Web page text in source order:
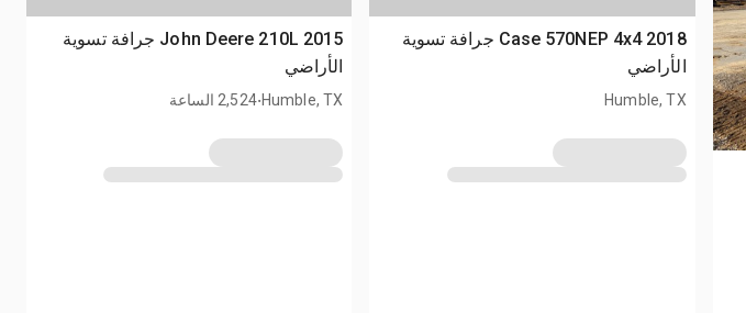
2018 Case 570NEP 4x4 جرافة تسوية
الأراضي
Humble, TX
2015 John Deere 210L جرافة تسوية
الأراضي
Humble, TX
.2,524 الساعة